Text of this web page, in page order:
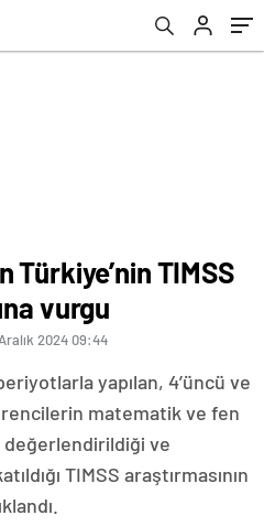
Türkiye’nin TIMSS
vurgu
2024 09:44
yapılan, 4’üncü ve
matematik ve fen
değerlendirildiği ve
TIMSS araştırmasının